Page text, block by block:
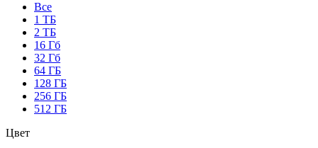
Все
1 ТБ
2 ТБ
16 Гб
32 Гб
64 ГБ
128 ГБ
256 ГБ
512 ГБ
Цвет